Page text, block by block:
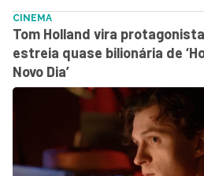
CINEMA
Tom Holland vira
estreia quase bilionária de
Novo Dia’